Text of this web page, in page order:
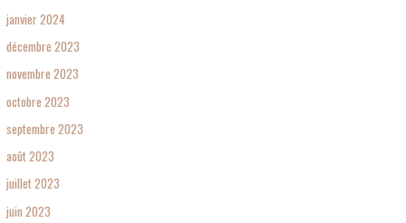
janvier 2024
décembre 2023
novembre 2023
octobre 2023
septembre 2023
août 2023
juillet 2023
juin 2023